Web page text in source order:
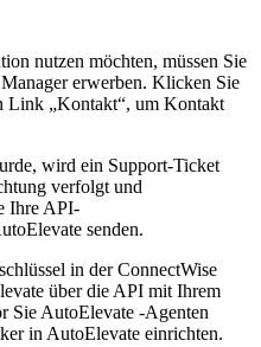
nutzen möchten, müssen Sie
Manager erwerben. Klicken Sie
Link „Kontakt“, um Kontakt
, wird ein Support-Ticket
verfolgt und
Ihre API-
senden.
üssel in der ConnectWise
über die API mit Ihrem
Sie AutoElevate -Agenten
in AutoElevate einrichten.